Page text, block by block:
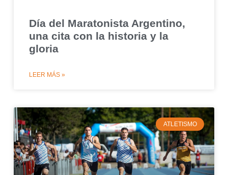
Día del Maratonista Argentino,
una cita con la historia y la
gloria
LEER MÁS »
ATLETISMO